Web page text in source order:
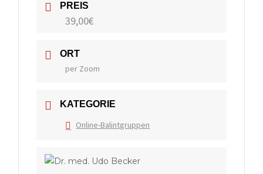
PREIS
39,00€
ORT
per Zoom
KATEGORIE
Online-Balintgruppen